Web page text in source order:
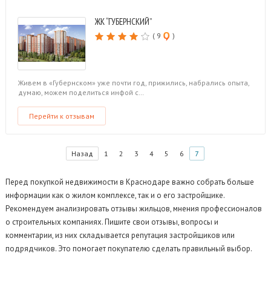
ЖК “ГУБЕРНСКИЙ”
( 9 )
Живем в «Губернском» уже почти год, прижились, набрались опыта,
думаю, можем поделиться инфой с…
Перейти к отзывам
Назад 1 2 3 4 5 6 7
Перед покупкой недвижимости в Краснодаре важно собрать больше
информации как о жилом комплексе, так и о его застройщике.
Рекомендуем анализировать отзывы жильцов, мнения профессионалов
о строительных компаниях. Пишите свои отзывы, вопросы и
комментарии, из них складывается репутация застройщиков или
подрядчиков. Это помогает покупателю сделать правильный выбор.